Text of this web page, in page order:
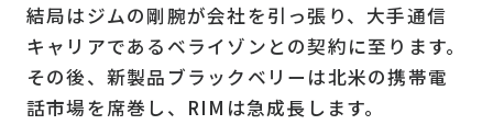
結局はジムの剛腕が会社を引っ張り、大手通信
キャリアであるベライゾンとの契約に至ります。
その後、新製品ブラックベリーは北米の携帯電
話市場を席巻し、RIMは急成長します。